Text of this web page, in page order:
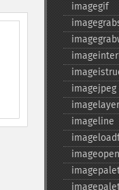
imagegif
imagejpeg
imageline